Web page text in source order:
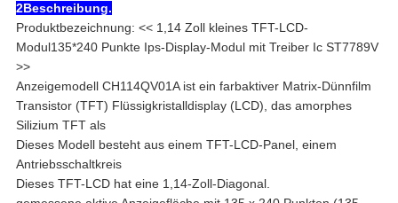
2Beschreibung.
Produktbezeichnung: << 1,14 Zoll kleines TFT-LCD-
Modul135*240 Punkte Ips-Display-Modul mit Treiber Ic ST7789V
>>
Anzeigemodell CH114QV01A ist ein farbaktiver Matrix-Dünnfilm
Transistor (TFT) Flüssigkristalldisplay (LCD), das amorphes
Silizium TFT als
Dieses Modell besteht aus einem TFT-LCD-Panel, einem
Antriebsschaltkreis
Dieses TFT-LCD hat eine 1,14-Zoll-Diagonal.